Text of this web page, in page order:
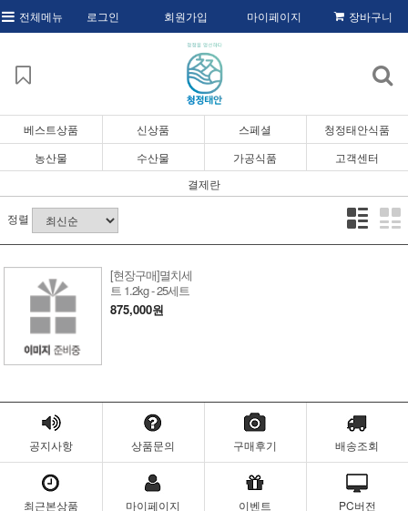
전체메뉴 로그인 회원가입 마이페이지 장바구니
베스트상품 신상품 스페셜
청정태안식품
농산물
수산물 가공식품
고객센터
결제란
정렬
[현장구매]멸치세
트 1.2kg - 25세트
875,000원
공지사항 상품문의 구매후기 배송조회
최근본상품 마이페이지 이벤트 PC버전